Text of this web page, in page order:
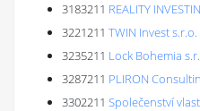
3183211 REALITY
3221211 TWIN Invest s.r.o.
3235211 Lock Bohemia
3287211 PLIRON
3302211 Společenství